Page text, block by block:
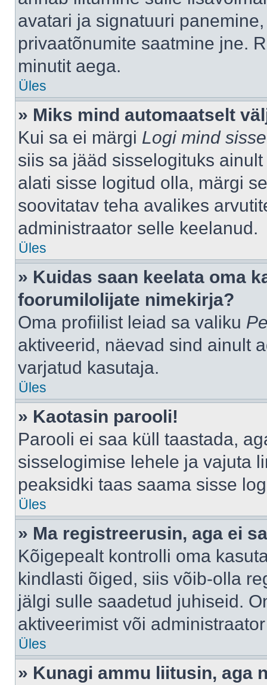
avatari ja signatuuri
privaatõnumite saatmine jne.
minutit aega.
Üles
» Miks mind automaatselt
Kui sa ei märgi Logi mind
siis sa jääd sisselogituks
alati sisse logitud olla, märgi
soovitatav teha avalikes
administraator selle keelanud.
Üles
» Kuidas saan keelata oma
foorumilolijate nimekirja?
Oma profiilist leiad sa valiku
aktiveerid, näevad sind ainult
varjatud kasutaja.
Üles
» Kaotasin parooli!
Parooli ei saa küll taastada,
sisselogimise lehele ja vajuta
peaksidki taas saama sisse
Üles
» Ma registreerusin, aga ei
Kõigepealt kontrolli oma
kindlasti õiged, siis võib-olla
jälgi sulle saadetud juhiseid.
aktiveerimist või
Üles
» Kunagi ammu liitusin, aga